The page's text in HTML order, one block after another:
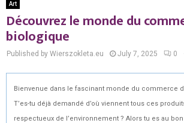
Art
Découvrez le monde du
biologique
Published by Wierszokleta.eu July 7, 2025 0
Bienvenue dans le fascinant monde du commerce
T’es-tu déjà demandé d’où viennent tous ces
respectueux de l’environnement ? Alors tu es au